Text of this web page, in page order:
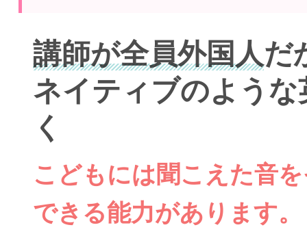
講師が全員外国人だ
ネイティブのよう
く
こどもには聞こえた音
できる能力があります。